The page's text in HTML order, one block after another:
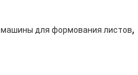
машины для формования листов,